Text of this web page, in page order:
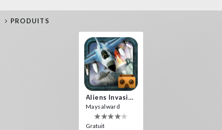
PRODUITS
Aliens Invasion VR
Maysalward
Gratuit